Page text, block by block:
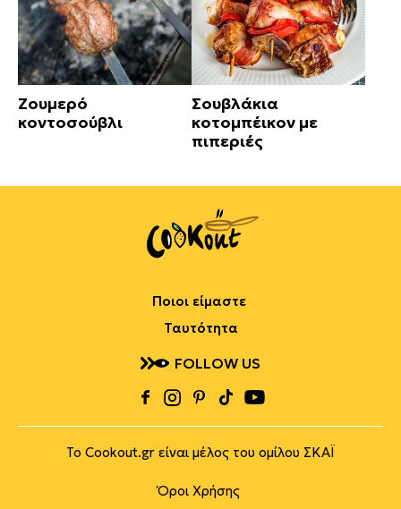
Ζουμερό
κοντοσούβλι
Σουβλάκια
κοτομπέικον με
πιπεριές
Ποιοι είμαστε
Ταυτότητα
FOLLOW US
Το Cookout.gr είναι μέλος του ομίλου ΣΚΑΪ
Όροι Χρήσης